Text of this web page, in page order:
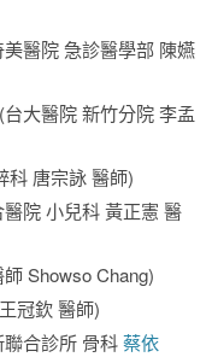
美醫院 急診醫學部 陳嬿
(台大醫院 新竹分院 李孟
科 唐宗詠 醫師)
院 小兒科 黃正憲 醫
Showso Chang)
冠欽 醫師)
聯合診所 骨科蔡依